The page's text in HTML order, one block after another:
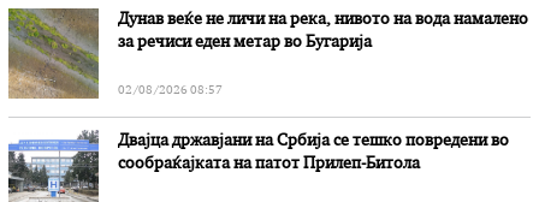
Дунав веќе не личи на река, нивото на вода намалено
за речиси еден метар во Бугарија
02/08/2026 08:57
Двајца државјани на Србија се тешко повредени во
сообраќајката на патот Прилеп-Битола